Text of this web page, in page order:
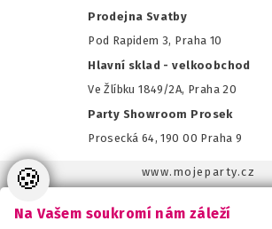
Prodejna Svatby
Pod Rapidem 3, Praha 10
Hlavní sklad - velkoobchod
Ve Žlíbku 1849/2A, Praha 20
Party Showroom Prosek
Prosecká 64, 190 00 Praha 9
www.mojeparty.cz
www.svatebnivyzdoba.cz
🍪
Na Vašem soukromí nám záleží